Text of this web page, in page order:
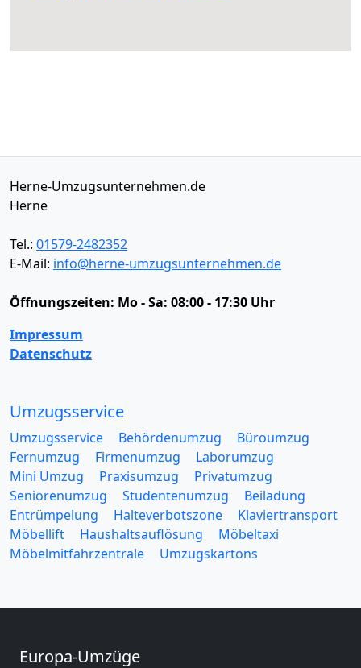
Herne-Umzugsunternehmen.de
Herne
Tel.: 01579-2482352
E-Mail: info@herne-umzugsunternehmen.de
Öffnungszeiten: Mo - Sa: 08:00 - 17:30 Uhr
Impressum
Datenschutz
Umzugsservice
Umzugsservice Behördenumzug
Büroumzug
Fernumzug
Firmenumzug
Laborumzug
Mini Umzug
Praxisumzug
Privatumzug
Seniorenumzug
Studentenumzug
Beiladung
Entrümpelung
Halteverbotszone
Klaviertransport
Möbellift
Haushaltsauflösung
Möbeltaxi
Möbelmitfahrzentrale
Umzugskartons
Europa-Umzüge